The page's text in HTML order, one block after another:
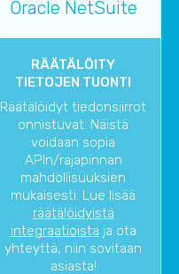
Oracle NetSuite
RÄÄTÄLÖITY
TIETOJEN TUONTI
Räätälöidyt tiedonsiirrot
onnistuvat. Näistä
voidaan sopia
APIn/rajapinnan
mahdollisuuksien
mukaisesti. Lue lisää
räätälöidyistä
integraatioista ja ota
yhteyttä, niin sovitaan
asiasta!